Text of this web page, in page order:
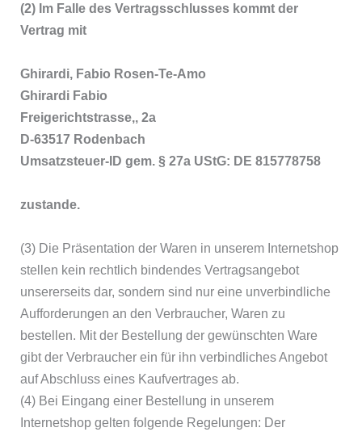
(2) Im Falle des Vertragsschlusses kommt der
Vertrag mit
Ghirardi, Fabio Rosen-Te-Amo
Ghirardi Fabio
Freigerichtstrasse,, 2a
D-63517 Rodenbach
Umsatzsteuer-ID gem. § 27a UStG: DE 815778758
zustande.
(3) Die Präsentation der Waren in unserem Internetshop
stellen kein rechtlich bindendes Vertragsangebot
unsererseits dar, sondern sind nur eine unverbindliche
Aufforderungen an den Verbraucher, Waren zu
bestellen. Mit der Bestellung der gewünschten Ware
gibt der Verbraucher ein für ihn verbindliches Angebot
auf Abschluss eines Kaufvertrages ab.
(4) Bei Eingang einer Bestellung in unserem
Internetshop gelten folgende Regelungen: Der